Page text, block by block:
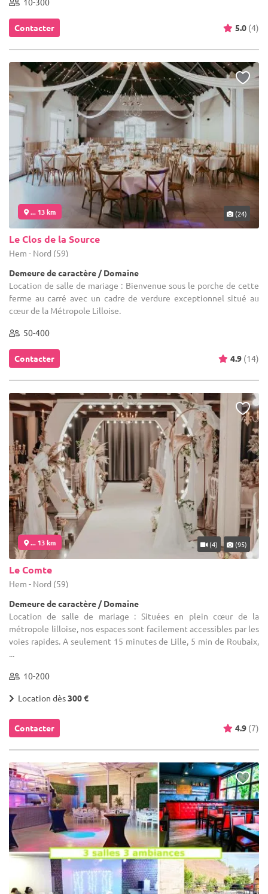
Contacter 5.0 (4)
... 13 km (24)
Le Clos de la Source
Hem - Nord (59)
Demeure de caractère / Domaine
Location de salle de mariage : Bienvenue sous le porche de cette
ferme au carré avec un cadre de verdure exceptionnel situé au
cœur de la Métropole Lilloise.
50-400
Contacter 4.9 (14)
... 13 km (4) (95)
Le Comte
Hem - Nord (59)
Demeure de caractère / Domaine
Location de salle de mariage : Situées en plein cœur de la
métropole lilloise, nos espaces sont facilement accessibles par les
voies rapides. A seulement 15 minutes de Lille, 5 min de Roubaix,
10-200
Location dès300 €
Contacter 4.9 (7)